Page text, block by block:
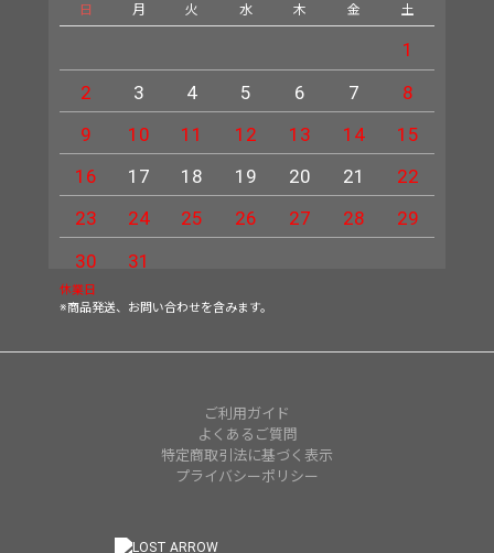
日 月 火 水 木 金 土
1
2
3 4 5 6 7
8
9
10 11 12 13 14
15
16
17 18 19 20 21
22
23
24 25 26 27 28
29
30
31
休業日
※商品発送、お問い合わせを含みます。
ご利用ガイド
よくあるご質問
特定商取引法に基づく表示
プライバシーポリシー